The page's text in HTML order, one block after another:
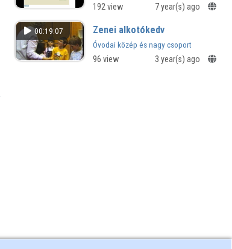
Könyvtárhasználati órák
Digitális tábla használati bemutatója
a SMART Notebook szoftver
segítségével
192 view 7 year(s) ago
00:19:07 Zenei alkotókedv
Óvodai közép és nagy csoport
96 view 3 year(s) ago